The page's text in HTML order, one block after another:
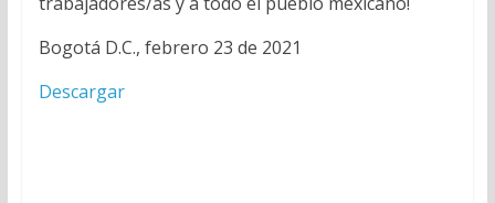
Bogotá D.C., febrero 23 de 2021
Descargar